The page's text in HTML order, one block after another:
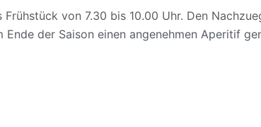
von 7.30 bis 10.00 Uhr. Den
der Saison einen angenehmen Aperitif